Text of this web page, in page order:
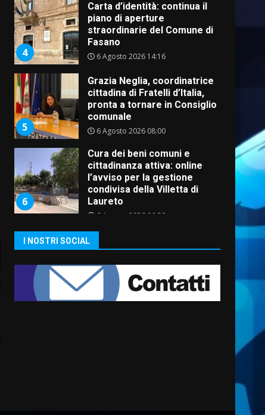
4
Carta d’identità: continua il
piano di aperture
straordinarie del Comune di
Fasano
6 Agosto 2026 14:16
5
Grazia Neglia, coordinatrice
cittadina di Fratelli d’Italia,
pronta a tornare in Consiglio
comunale
6 Agosto 2026 08:00
6
Cura dei beni comuni e
cittadinanza attiva: online
l’avviso per la gestione
condivisa della Villetta di
Laureto
6 Agosto 2026 06:20
prima assoluta de “L’Albergo
6 Agosto 2026 06:15
“I Contestatori: Musica di
I NOSTRI SOCIAL